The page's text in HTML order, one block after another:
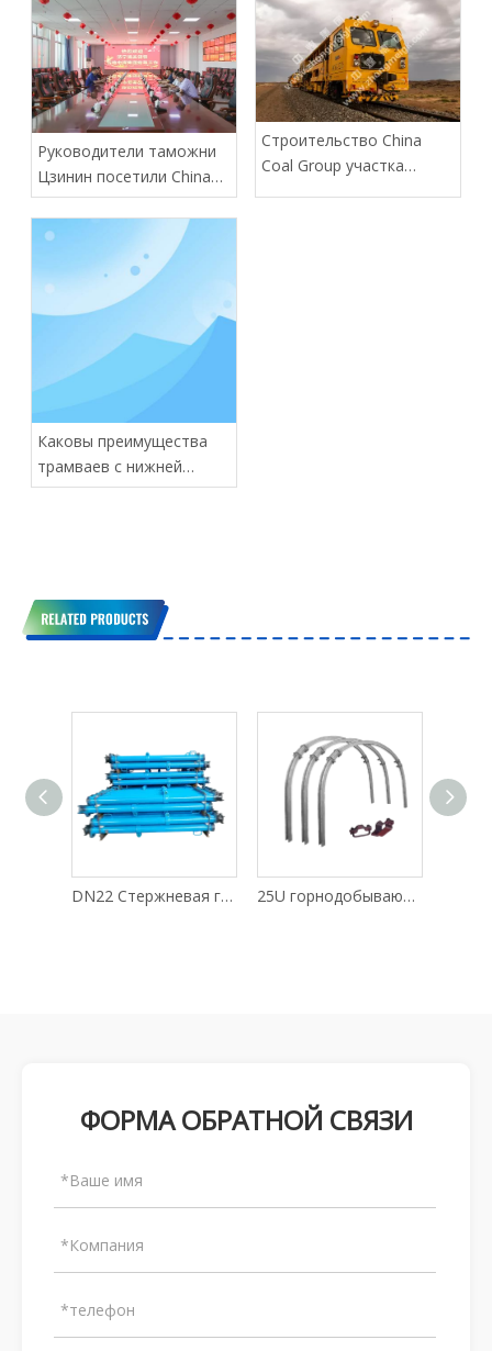
Руководители таможни
Цзинин посетили China
Coal Group для
руководства работой
Строительство China
Coal Group участка
Каковы преимущества
трамваев с нижней
разгрузкой / При каких
угольных шахт?
HSP-9 Электрическая автоматическая машина для торкретирования мокрой смеси DN22 Стержневая гидравлическая опора
ФОРМА ОБРАТНОЙ СВЯЗИ